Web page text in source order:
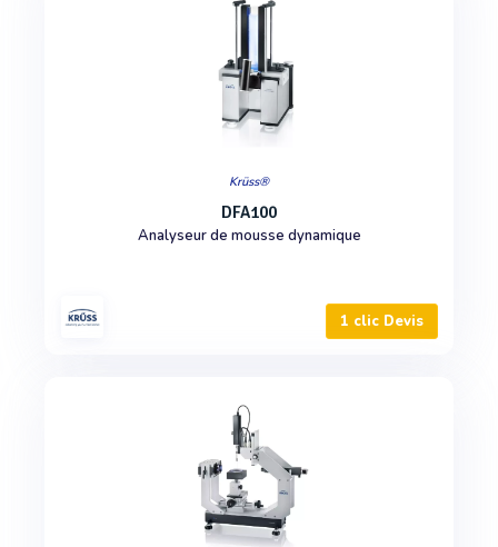
Krüss®
DFA100
Analyseur de mousse dynamique
1 clic Devis